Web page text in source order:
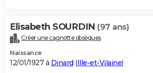
Elisabeth SOURDIN (97 ans)
Créer une cagnotte obsèques
Naissance
12/01/1927 à Dinard (Ille-et-Vilaine)